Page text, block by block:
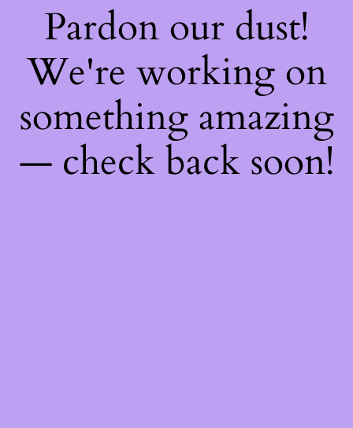
Pardon our dust!
We're working on
something amazing
— check back soon!